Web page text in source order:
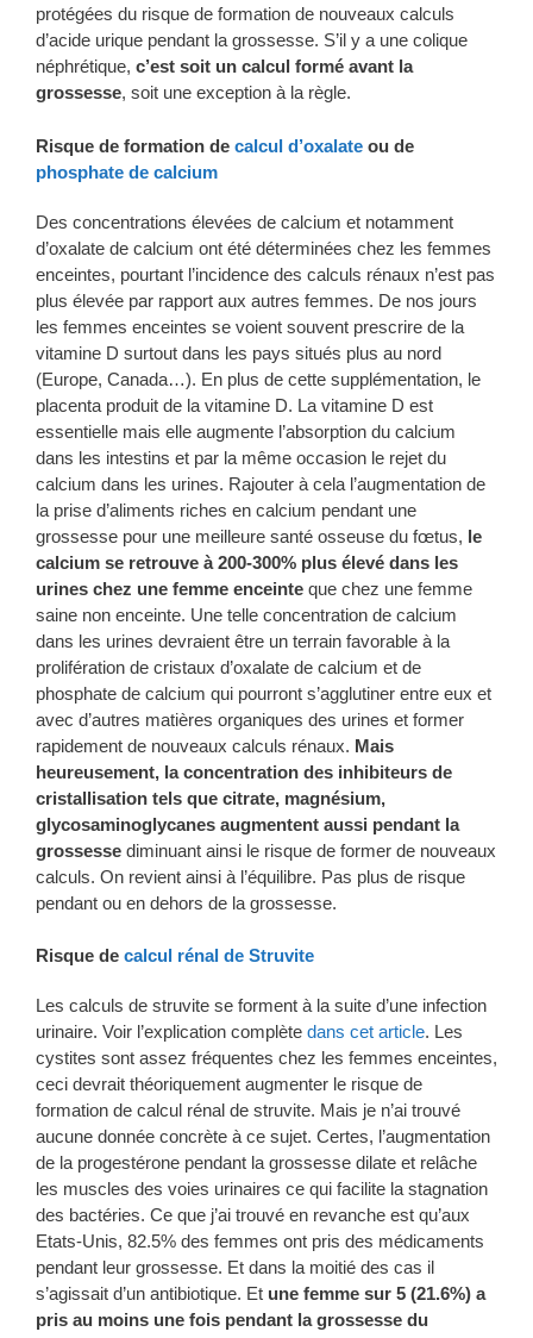
protégées du risque de formation de nouveaux calculs
d’acide urique pendant la grossesse. S’il y a une colique
néphrétique, c’est soit un calcul formé avant la
grossesse, soit une exception à la règle.
Risque de formation de calcul d’oxalate ou de
phosphate de calcium
Des concentrations élevées de calcium et notamment
d’oxalate de calcium ont été déterminées chez les femmes
enceintes, pourtant l’incidence des calculs rénaux n’est pas
plus élevée par rapport aux autres femmes. De nos jours
les femmes enceintes se voient souvent prescrire de la
vitamine D surtout dans les pays situés plus au nord
(Europe, Canada…). En plus de cette supplémentation, le
placenta produit de la vitamine D. La vitamine D est
essentielle mais elle augmente l’absorption du calcium
dans les intestins et par la même occasion le rejet du
calcium dans les urines. Rajouter à cela l’augmentation de
la prise d’aliments riches en calcium pendant une
grossesse pour une meilleure santé osseuse du fœtus, le
calcium se retrouve à 200-300% plus élevé dans les
urines chez une femme enceinte que chez une femme
saine non enceinte. Une telle concentration de calcium
dans les urines devraient être un terrain favorable à la
prolifération de cristaux d’oxalate de calcium et de
phosphate de calcium qui pourront s’agglutiner entre eux et
avec d’autres matières organiques des urines et former
rapidement de nouveaux calculs rénaux. Mais
heureusement, la concentration des inhibiteurs de
cristallisation tels que citrate, magnésium,
glycosaminoglycanes augmentent aussi pendant la
grossesse diminuant ainsi le risque de former de nouveaux
calculs. On revient ainsi à l’équilibre. Pas plus de risque
pendant ou en dehors de la grossesse.
Risque de calcul rénal de Struvite
Les calculs de struvite se forment à la suite d’une infection
urinaire. Voir l’explication complète dans cet article. Les
cystites sont assez fréquentes chez les femmes enceintes,
ceci devrait théoriquement augmenter le risque de
formation de calcul rénal de struvite. Mais je n’ai trouvé
aucune donnée concrète à ce sujet. Certes, l’augmentation
de la progestérone pendant la grossesse dilate et relâche
les muscles des voies urinaires ce qui facilite la stagnation
des bactéries. Ce que j’ai trouvé en revanche est qu’aux
Etats-Unis, 82.5% des femmes ont pris des médicaments
pendant leur grossesse. Et dans la moitié des cas il
s’agissait d’un antibiotique. Et une femme sur 5 (21.6%) a
pris au moins une fois pendant la grossesse du